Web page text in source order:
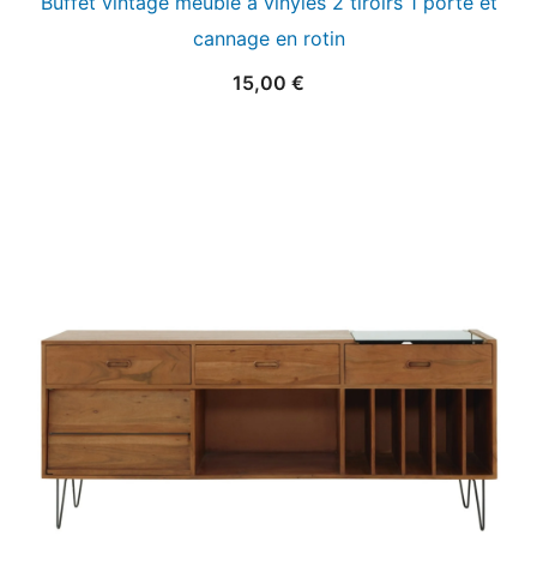
cannage en rotin
15,00 €